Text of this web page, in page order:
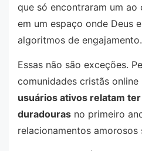
que só encontraram um
em um espaço onde Deus
algoritmos de engajamento.
Essas não são exceções.
comunidades cristãs
usuários ativos relatam
duradouras no primeiro
relacionamentos amorosos